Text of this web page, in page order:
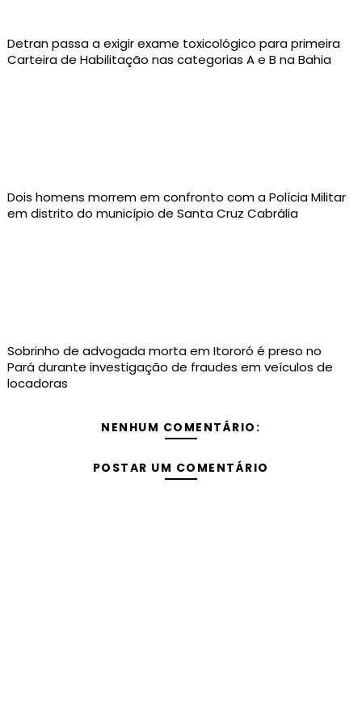
Detran passa a exigir exame toxicológico para primeira
Carteira de Habilitação nas categorias A e B na Bahia
Dois homens morrem em confronto com a Polícia Militar
em distrito do município de Santa Cruz Cabrália
Sobrinho de advogada morta em Itororó é preso no
Pará durante investigação de fraudes em veículos de
locadoras
NENHUM COMENTÁRIO:
POSTAR UM COMENTÁRIO